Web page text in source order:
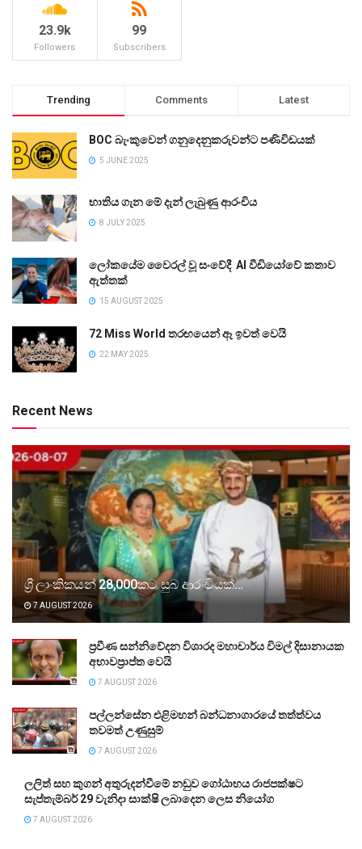
23.9k
Followers
99
Subscribers
Trending Comments Latest
BOC බැංකුවෙන් ගනුදෙනුකරුවන්ට පණිවිඩයක්
5 JUNE 2025
භාතිය ගැන මේ දැන් ලැබුණු ආරංචිය
8 JULY 2025
ලෝකයේම වෛරල් වූ සංවේදී AI වීඩියෝවේ කතාව
ඇත්තක්
15 AUGUST 2025
72 Miss World තරඟයෙන් ඈ ඉවත් වෙයි
22 MAY 2025
Recent News
ශ්‍රී ලාංකිකයන් 28,000කට සුබ ආරංචියක්…
7 AUGUST 2026
ප්‍රවීණ සන්නිවේදන විශාරද මහාචාර්ය විමල් දිසානායක
අභාවප්‍රාප්ත වෙයි
7 AUGUST 2026
පල්ලන්සේන එළිමහන් බන්ධනාගාරයේ තත්ත්වය
තවමත් උණුසුම්
7 AUGUST 2026
ලලිත් සහ කුගන් අතුරුදන්වීමේ නඩුව ගෝඨාභය රාජපක්ෂට
සැප්තැම්බර් 29 වැනිදා සාක්ෂි ලබාදෙන ලෙස නියෝග
7 AUGUST 2026